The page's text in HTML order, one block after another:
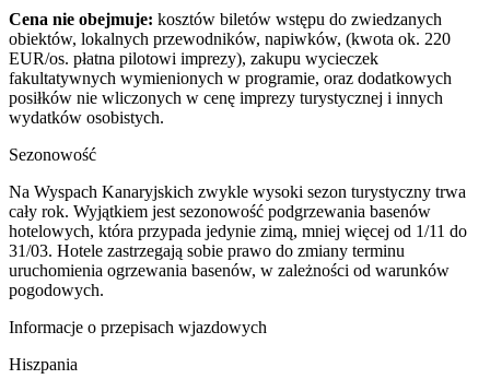
Cena nie obejmuje: kosztów biletów wstępu do zwiedzanych
obiektów, lokalnych przewodników, napiwków, (kwota ok. 220
EUR/os. płatna pilotowi imprezy), zakupu wycieczek
fakultatywnych wymienionych w programie, oraz dodatkowych
posiłków nie wliczonych w cenę imprezy turystycznej i innych
wydatków osobistych.
Sezonowość
Na Wyspach Kanaryjskich zwykle wysoki sezon turystyczny trwa
cały rok. Wyjątkiem jest sezonowość podgrzewania basenów
hotelowych, która przypada jedynie zimą, mniej więcej od 1/11 do
31/03. Hotele zastrzegają sobie prawo do zmiany terminu
uruchomienia ogrzewania basenów, w zależności od warunków
pogodowych.
Informacje o przepisach wjazdowych
Hiszpania